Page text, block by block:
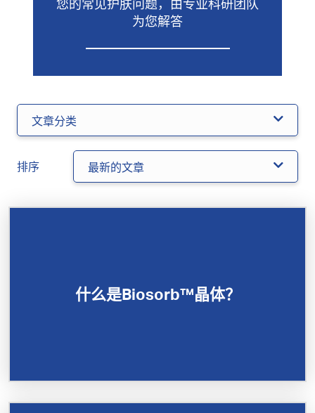
您的常见护肤问题，由专业科研团队
为您解答
文章分类
排序 最新的文章
什么是Biosorb™晶体？